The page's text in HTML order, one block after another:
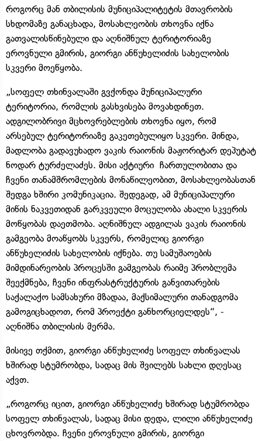
როგორც მან თბილისის მუნიციპალიტეტის მთავრობის
სხდომაზე განაცხადა, მოსახლეობის თხოვნა იქნა
გათვალისწინებული და აღნიშნულ ტერიტორიაზე
ეროვნული გმირის, გიორგი ანწუხელიძის სახელობის
სკვერი მოეწყობა.
„სოფელ თხინვალაში გვქონდა მუნიციპალური
ტერიტორია, რომლის გასხვისება მოვახდინეთ.
ადგილობრივი მცხოვრებლების თხოვნა იყო, რომ
არსებულ ტერიტორიაზე გაკეთებულიყო სკვერი. მინდა,
მადლობა გადავუხადო ვაკის რაიონის მაჟორიტარ დეპუტატ
ნოდარ ტურძელაძეს. მისი აქტიური ჩართულობითა და
ჩვენი თანამშრომლების მონაწილეობით, მოსახლეობასთან
შედგა ხშირი კომუნიკაცია. შედეგად, ამ მუნიციპალური
მიწის ნაკვეთიდან გარკვეული მოცულობა ახალი სკვერის
მოწყობას დაეთმობა. აღნიშნულ ადგილას ვაკის რაიონის
გამგეობა მოაწყობს სკვერს, რომელიც გიორგი
ანწუხელიძის სახელობის იქნება. თუ სამუშაოების
მიმდინარეობის პროცესში გამგეობას რაიმე პრობლემა
შეექმნება, ჩვენი ინფრასტრუქტურის განვითარების
საქალაქო სამსახური მზადაა, მაქსიმალური თანადგომა
გამოგიცხადოთ, რომ პროექტი განხორციელდეს“, -
აღნიშნა თბილისის მერმა.
მისივე თქმით, გიორგი ანწუხელიძე სოფელ თხინვალას
ხშირად სტუმრობდა, სადაც მის შვილებს სახლი დღესაც
აქვთ.
„როგორც იცით, გიორგი ანწუხელიძე ხშირად სტუმრობდა
სოფელ თხინვალას, სადაც მისი დედა, ლილი ანწუხელიძე
ცხოვრობდა. ჩვენი ეროვნული გმირის, გიორგი